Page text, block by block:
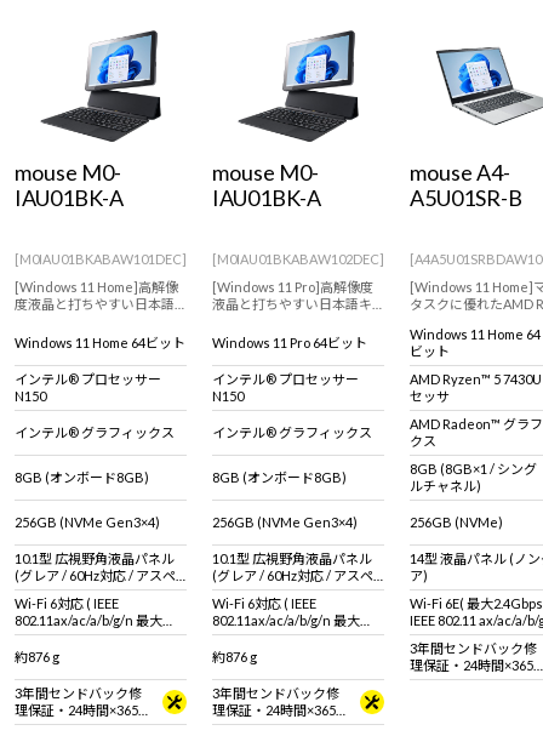
mouse M0-
IAU01BK-A
[M0IAU01BKABAW101DEC]
[Windows 11 Home]高解像
度液晶と打ちやすい日本語
こでも使える10.1型WUXGA
Windows 11 Home 64ビット
インテル® プロセッサー
N150
インテル® グラフィックス
8GB (オンボード8GB)
256GB (NVMe Gen3×4)
10.1型 広視野角液晶パネル
(グレア / 60Hz対応 / アスペ
クト比16:10)
Wi-Fi 6対応 ( IEEE
802.11ax/ac/a/b/g/n 最大
2.4Gbps対応 ※連続160MHz
帯域 Wi-Fi 6対応機器が必要 )
約876 g
3年間センドバック修
理保証・24時間×365
日電話サポート
mouse M0-
IAU01BK-A
[M0IAU01BKABAW102DEC]
[Windows 11 Pro]高解像度
液晶と打ちやすい日本語キ
でも使える10.1型WUXGA液
Windows 11 Pro 64ビット
インテル® プロセッサー
N150
インテル® グラフィックス
8GB (オンボード8GB)
256GB (NVMe Gen3×4)
10.1型 広視野角液晶パネル
(グレア / 60Hz対応 / アスペ
クト比16:10)
Wi-Fi 6対応 ( IEEE
802.11ax/ac/a/b/g/n 最大
2.4Gbps対応 ※連続160MHz
帯域 Wi-Fi 6対応機器が必要 )
約876 g
3年間センドバック修
理保証・24時間×365
日電話サポート
mouse A4-
A5U01SR-B
[Windows 11 Home]
タスクに優れたAMD
日常使いに十分なス
を備えた14型ノート
堅牢性と耐久性を実
た【MIL規格】適合
Windows 11 Home 64
ビット
AMD Ryzen™ 5
セッサ
AMD Radeon™ グラ
クス
8GB (8GB×1 / シング
ルチャネル)
256GB (NVMe)
14型 液晶パネル (ノ
ア)
Wi-Fi 6E( 最大
IEEE 802.11 ax/ac/a/
拠 ＋ Bluetooth 5内蔵
3年間センドバック修
理保証・24時間×365
日電話サポート